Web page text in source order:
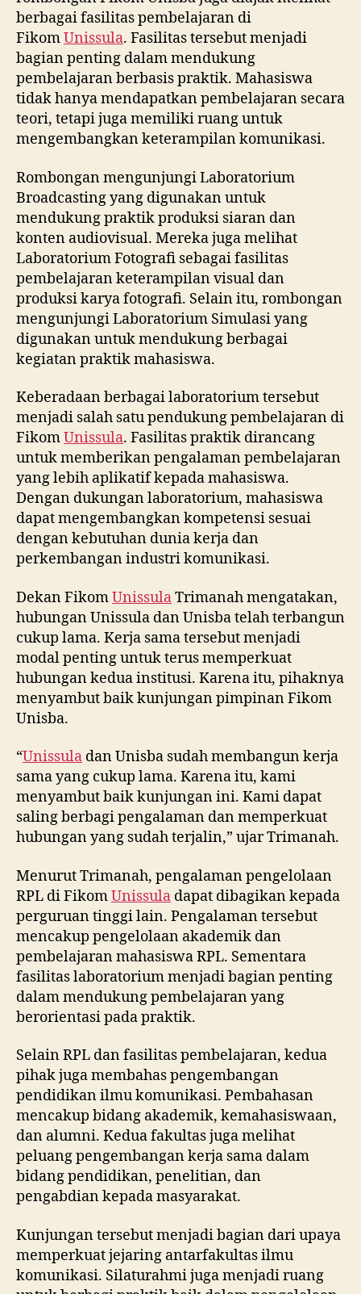
berbagai fasilitas pembelajaran di
FikomUnissula. Fasilitas tersebut menjadi
bagian penting dalam mendukung
pembelajaran berbasis praktik. Mahasiswa
tidak hanya mendapatkan pembelajaran secara
teori, tetapi juga memiliki ruang untuk
mengembangkan keterampilan komunikasi.
Rombongan mengunjungi Laboratorium
Broadcasting yang digunakan untuk
mendukung praktik produksi siaran dan
konten audiovisual. Mereka juga melihat
Laboratorium Fotografi sebagai fasilitas
pembelajaran keterampilan visual dan
produksi karya fotografi. Selain itu, rombongan
mengunjungi Laboratorium Simulasi yang
digunakan untuk mendukung berbagai
kegiatan praktik mahasiswa.
Keberadaan berbagai laboratorium tersebut
menjadi salah satu pendukung pembelajaran di
FikomUnissula. Fasilitas praktik dirancang
untuk memberikan pengalaman pembelajaran
yang lebih aplikatif kepada mahasiswa.
Dengan dukungan laboratorium, mahasiswa
dapat mengembangkan kompetensi sesuai
dengan kebutuhan dunia kerja dan
perkembangan industri komunikasi.
Dekan FikomUnissulaTrimanah mengatakan,
hubungan Unissula dan Unisba telah terbangun
cukup lama. Kerja sama tersebut menjadi
modal penting untuk terus memperkuat
hubungan kedua institusi. Karena itu, pihaknya
menyambut baik kunjungan pimpinan Fikom
Unisba.
“Unissula dan Unisba sudah membangun kerja
sama yang cukup lama. Karena itu, kami
menyambut baik kunjungan ini. Kami dapat
saling berbagi pengalaman dan memperkuat
hubungan yang sudah terjalin,” ujar Trimanah.
Menurut Trimanah, pengalaman pengelolaan
RPL di FikomUnissula dapat dibagikan kepada
perguruan tinggi lain. Pengalaman tersebut
mencakup pengelolaan akademik dan
pembelajaran mahasiswa RPL. Sementara
fasilitas laboratorium menjadi bagian penting
dalam mendukung pembelajaran yang
berorientasi pada praktik.
Selain RPL dan fasilitas pembelajaran, kedua
pihak juga membahas pengembangan
pendidikan ilmu komunikasi. Pembahasan
mencakup bidang akademik, kemahasiswaan,
dan alumni. Kedua fakultas juga melihat
peluang pengembangan kerja sama dalam
bidang pendidikan, penelitian, dan
pengabdian kepada masyarakat.
Kunjungan tersebut menjadi bagian dari upaya
memperkuat jejaring antarfakultas ilmu
komunikasi. Silaturahmi juga menjadi ruang